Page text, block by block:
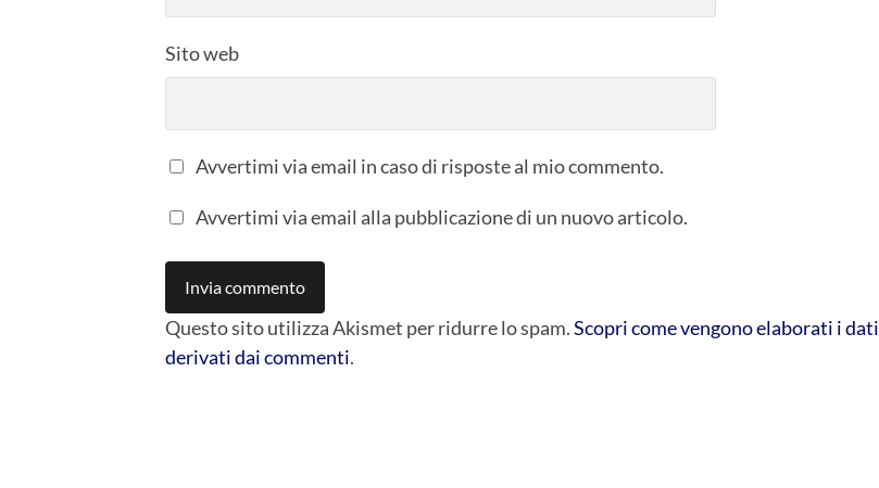
Sito web
Avvertimi via email in caso di risposte al mio commento.
Avvertimi via email alla pubblicazione di un nuovo articolo.
Questo sito utilizza Akismet per ridurre lo spam.Scopri come vengono elaborati i dati
derivati dai commenti.